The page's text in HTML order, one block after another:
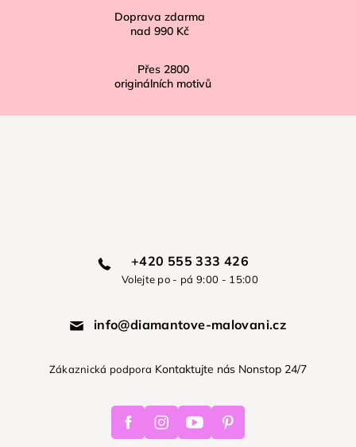
Doprava zdarma
nad 990 Kč
Přes 2800
originálních motivů
+420 555 333 426
Volejte po - pá 9:00 - 15:00
info@diamantove-malovani.cz
Zákaznická podpora Kontaktujte nás Nonstop 24/7
FacebookInstagramYoutube Pinterest